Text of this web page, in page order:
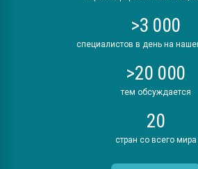
>3 000
специалистов в день на
>20 000
тем обсуждается
20
стран со всего мира